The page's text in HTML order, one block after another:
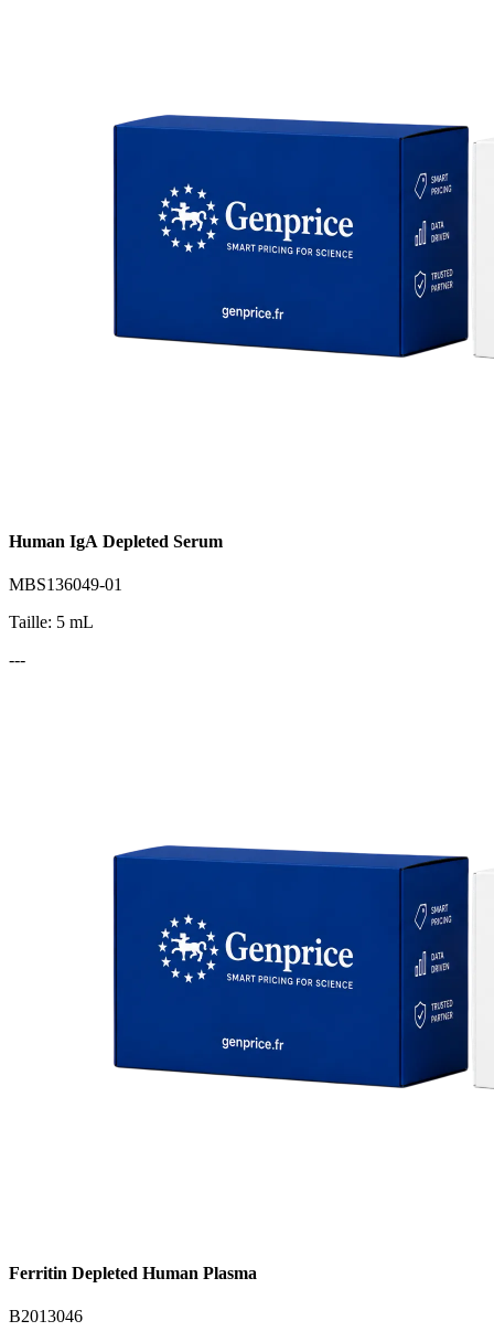
Human IgA Depleted Serum
MBS136049-01
Taille: 5 mL
---
Ferritin Depleted Human Plasma
B2013046